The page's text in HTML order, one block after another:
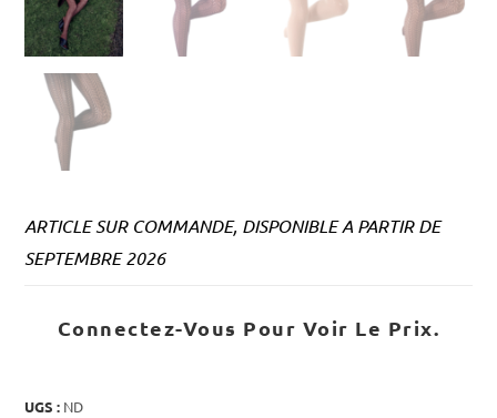
ARTICLE SUR COMMANDE, DISPONIBLE A PARTIR DE
SEPTEMBRE 2026
Connectez-Vous Pour Voir Le Prix.
UGS : ND